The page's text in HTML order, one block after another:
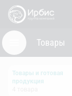
Товары
Товары и готовая
продукция